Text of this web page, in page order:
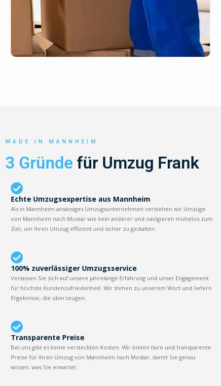
MADE IN MANNHEIM
3 Gründe für Umzug Frank
Echte Umzugsexpertise aus Mannheim
Als in Mannheim ansässiges Umzugsunternehmen verstehen wir Umzüge
von Mannheim nach Mostar wie kein anderer und navigieren mühelos zum
Ziel, um Ihren Umzug effizient und sicher zu gestalten.
100% zuverlässiger Umzugsservice
Verlassen Sie sich auf unsere jahrelange Erfahrung und unser Engagement
für höchste Kundenzufriedenheit. Wir stehen zu unserem Wort und liefern
Ergebnisse, die überzeugen.
Transparente Preise
Bei uns gibt es keine versteckten Kosten. Wir bieten faire und transparente
Preise für Ihren Umzug von Mannheim nach Mostar, damit Sie genau
wissen, was Sie erwartet.